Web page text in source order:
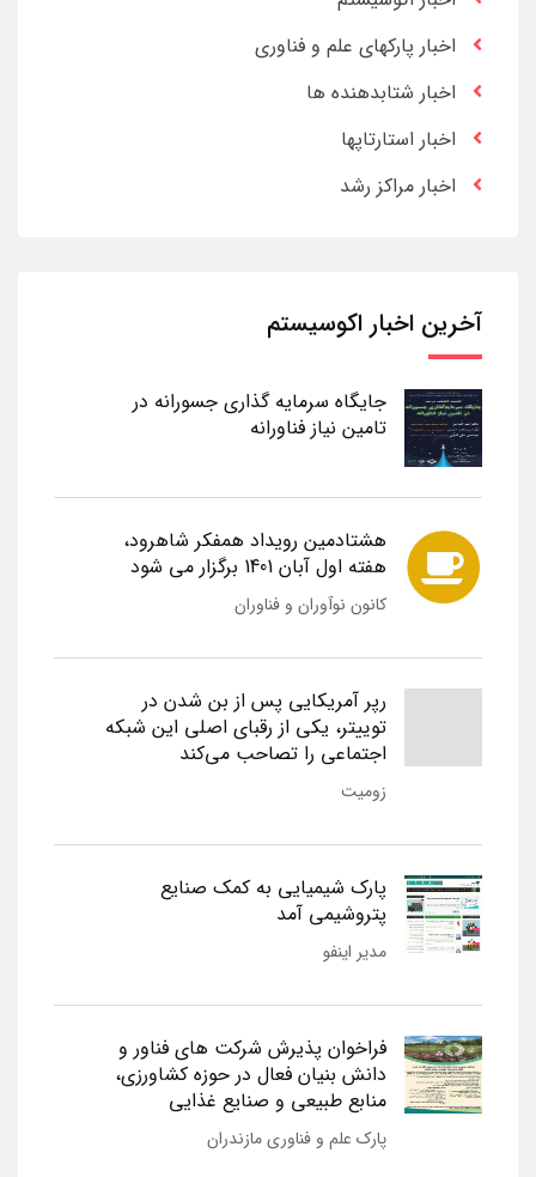
اخبار پارکهای علم و فناوری
اخبار شتابدهنده ها
اخبار استارتاپها
اخبار مراکز رشد
آخرین اخبار اکوسیستم
جایگاه سرمایه گذاری جسورانه در
تامین نیاز فناورانه
هشتادمین رویداد همفکر شاهرود،
هفته اول آبان 1401 برگزار می شود
کانون نوآوران و فناوران
رپر آمریکایی پس از بن شدن در
توییتر، یکی از رقبای اصلی این شبکه
اجتماعی را تصاحب می‌کند
زومیت
پارک شیمیایی به کمک صنایع
پتروشیمی آمد
مدیر اینفو
فراخوان پذیرش شرکت های فناور و
دانش بنیان فعال در حوزه کشاورزی،
منابع طبیعی و صنایع غذایی
پارک علم و فناوری مازندران